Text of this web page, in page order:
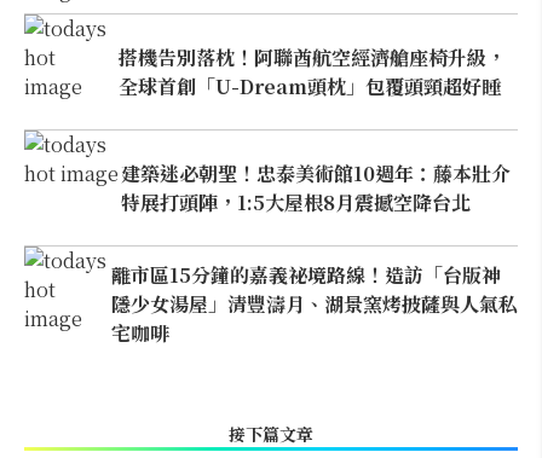
搭機告別落枕！阿聯酋航空經濟艙座椅升級，
全球首創「U-Dream頭枕」包覆頭頸超好睡
建築迷必朝聖！忠泰美術館10週年：藤本壯介
特展打頭陣，1:5大屋根8月震撼空降台北
離市區15分鐘的嘉義祕境路線！造訪「台版神
隱少女湯屋」清豐濤月、湖景窯烤披薩與人氣私
宅咖啡
接下篇文章